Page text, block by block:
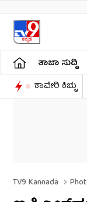
ತಾಜಾ ಸುದ್ದಿ
ಕಾವೇರಿ ಕಿಚ್ಚು
TV9 Kannada